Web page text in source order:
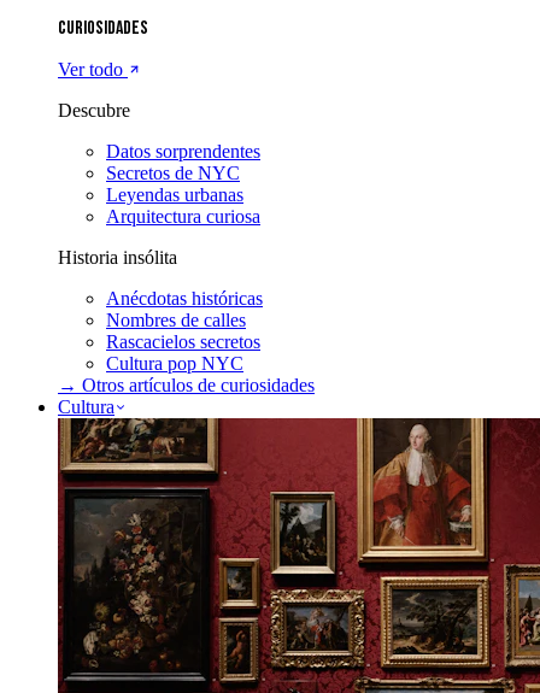
Curiosidades
Ver todo
Descubre
Datos sorprendentes
Secretos de NYC
Leyendas urbanas
Arquitectura curiosa
Historia insólita
Anécdotas históricas
Nombres de calles
Rascacielos secretos
Cultura pop NYC
→ Otros artículos de curiosidades
Cultura